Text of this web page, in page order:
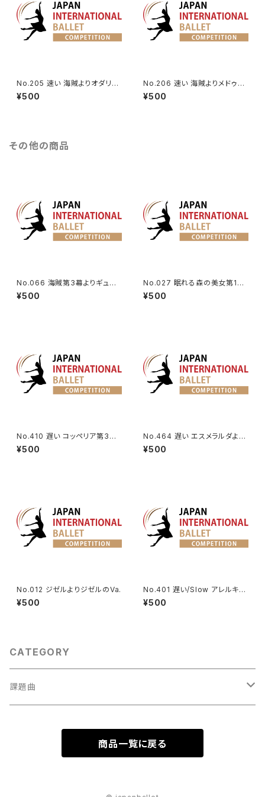
No.205 速い 海賊よりオダリス
クの第3Va.
¥500
No.206 速い 海賊よりメドゥー
ラのVa.
¥500
その他の商品
No.066 海賊第3幕よりギュリ
ナーラのVa | Gulnara Variati
on from Le Corsaire Act 3
¥500
No.027 眠れる森の美女第1幕
よりオーロラ姫のVa.
¥500
No.410 遅い コッペリア第3幕
よりスワニルダのVa.
¥500
No.464 遅い エスメラルダより
Va.（エントランス）
¥500
No.012 ジゼルよりジゼルのVa.
¥500
No.401 遅い/Slow アレルキナ
ーダよりコロンビーヌのVa. | H
arlequinade Variation
¥500
CATEGORY
課題曲
商品一覧に戻る